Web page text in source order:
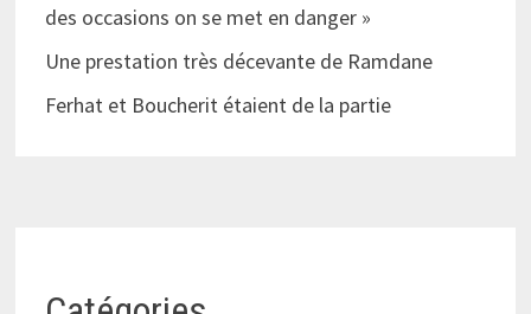
des occasions on se met en danger »
Une prestation très décevante de Ramdane
Ferhat et Boucherit étaient de la partie